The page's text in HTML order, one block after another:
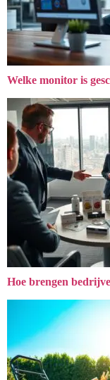
Welke monitor is
Hoe brengen